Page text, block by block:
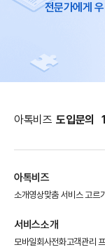
전문가에게
아톡비즈 도입문의
아톡비즈
소개영상맞춤 서비스 고르
서비스소개
모바일회사전화고객관리